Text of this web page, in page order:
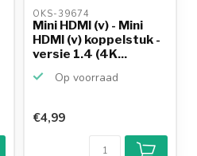
OKS-39674
Mini HDMI (v) - Mini
HDMI (v) koppelstuk -
versie 1.4 (4K...
Op voorraad
€4,99